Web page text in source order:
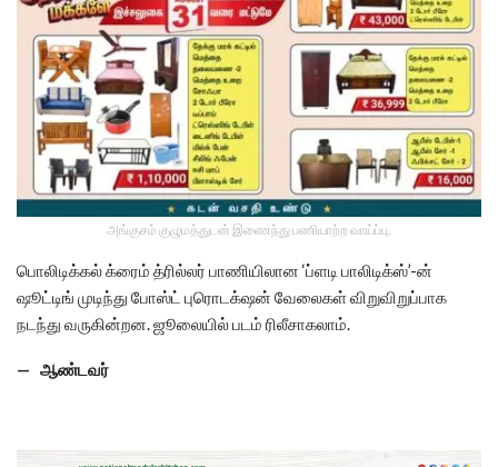
அங்குசம் குழுமத்துடன் இணைந்து பணியாற்ற வாய்ப்பு.
பொலிடிக்கல் க்ரைம் த்ரில்லர் பாணியிலான ‘ப்ளடி பாலிடிக்ஸ்’-ன்
ஷூட்டிங் முடிந்து போஸ்ட் புரொடக்‌ஷன் வேலைகள் விறுவிறுப்பாக
நடந்து வருகின்றன. ஜூலையில் படம் ரிலீசாகலாம்.
— ஆண்டவர்